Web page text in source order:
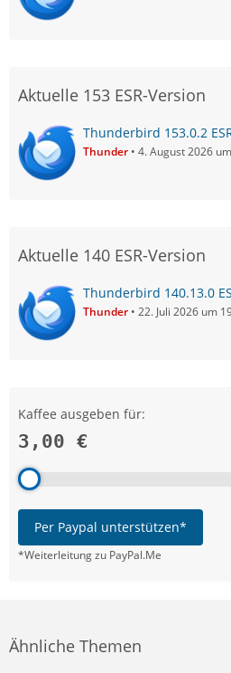
Aktuelle 153 ESR-Version
Thunderbird 153.0.2
Thunder 4. August 2026
Aktuelle 140 ESR-Version
Thunderbird 140.13.0
Thunder 22. Juli 2026 um
Kaffee ausgeben für:
3,00 €
Per Paypal unterstützen*
*Weiterleitung zu PayPal.Me
Ähnliche Themen